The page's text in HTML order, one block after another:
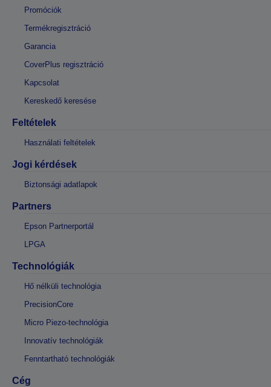
Promóciók
Termékregisztráció
Garancia
CoverPlus regisztráció
Kapcsolat
Kereskedő keresése
Feltételek
Használati feltételek
Jogi kérdések
Biztonsági adatlapok
Partners
Epson Partnerportál
LPGA
Technológiák
Hő nélküli technológia
PrecisionCore
Micro Piezo-technológia
Innovatív technológiák
Fenntartható technológiák
Cég